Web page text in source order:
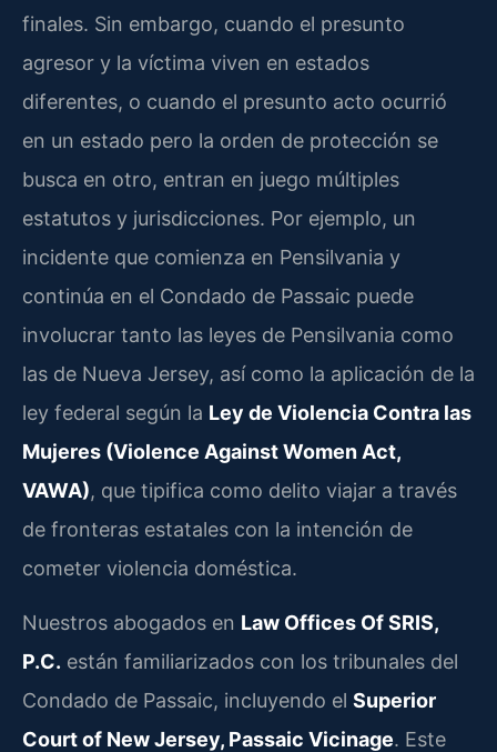
finales. Sin embargo, cuando el presunto
agresor y la víctima viven en estados
diferentes, o cuando el presunto acto ocurrió
en un estado pero la orden de protección se
busca en otro, entran en juego múltiples
estatutos y jurisdicciones. Por ejemplo, un
incidente que comienza en Pensilvania y
continúa en el Condado de Passaic puede
involucrar tanto las leyes de Pensilvania como
las de Nueva Jersey, así como la aplicación de la
ley federal según la Ley de Violencia Contra las
Mujeres (Violence Against Women Act,
VAWA), que tipifica como delito viajar a través
de fronteras estatales con la intención de
cometer violencia doméstica.
Nuestros abogados en Law Offices Of SRIS,
P.C. están familiarizados con los tribunales del
Condado de Passaic, incluyendo el Superior
Court of New Jersey, Passaic Vicinage. Este